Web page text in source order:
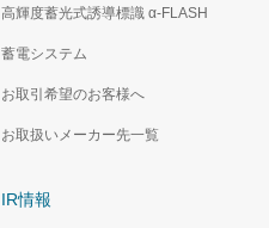
高輝度蓄光式誘導標識 α‐FLASH
蓄電システム
お取引希望のお客様へ
お取扱いメーカー先一覧
IR情報